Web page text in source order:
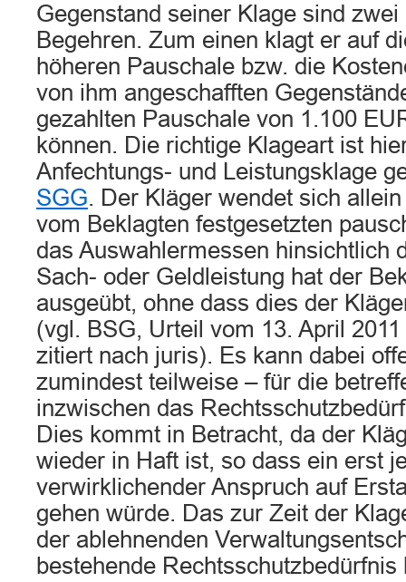
Gegenstand seiner Klage sind
Begehren. Zum einen klagt er auf
höheren Pauschale bzw. die
von ihm angeschafften
gezahlten Pauschale von 1.100
können. Die richtige Klageart ist
Anfechtungs- und Leistungsklage
SGG. Der Kläger wendet sich
vom Beklagten festgesetzten
das Auswahlermessen hinsichtlich
Sach- oder Geldleistung hat der
ausgeübt, ohne dass dies der
(vgl. BSG, Urteil vom 13. April
zitiert nach juris). Es kann dabei
zumindest teilweise – für die
inzwischen das
Dies kommt in Betracht, da der
wieder in Haft ist, so dass ein erst
verwirklichender Anspruch auf
gehen würde. Das zur Zeit der
der ablehnenden
bestehende